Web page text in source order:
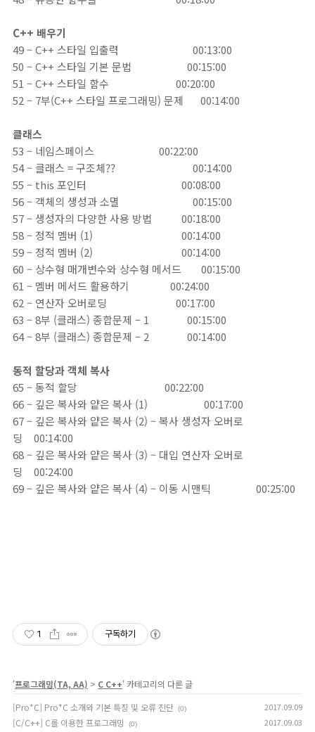
C++ 배우기
49 – C++ 스타일 입출력
00:13:00
50 – C++ 스타일 기본 문법
00:15:00
51 – C++ 스타일 함수
00:20:00
52 – 7부(C++ 스타일 프로그래밍) 문제 00:14:00
클래스
53 – 네임스페이스
00:22:00
54 – 클래스 = 구조체??
00:14:00
55 – this 포인터
00:08:00
56 – 객체의 생성과 소멸
00:15:00
57 – 생성자의 다양한 사용 방법
00:18:00
58 – 정적 멤버 (1)
00:14:00
59 – 정적 멤버 (2)
00:14:00
60 – 상수형 매개변수와 상수형 메서드 00:15:00
61 – 멤버 메서드 활용하기
00:24:00
62 – 연산자 오버로딩
00:17:00
63 – 8부 (클래스) 종합문제 – 1
00:15:00
64 – 8부 (클래스) 종합문제 – 2
00:14:00
동적 할당과 객체 복사
65 – 동적 할당
00:22:00
66 – 깊은 복사와 얕은 복사 (1)
00:17:00
67 – 깊은 복사와 얕은 복사 (2) – 복사 생성자 오버로
딩 00:14:00
68 – 깊은 복사와 얕은 복사 (3) – 대입 연산자 오버로
딩 00:24:00
69 – 깊은 복사와 얕은 복사 (4) – 이동 시맨틱 00:25:00
1 구독하기
'프로그래밍(TA, AA) > C C++' 카테고리의 다른 글
[Pro*C] Pro*C 소개와 기본 특징 및 오류 진단 (0) 2017.09.09
[C/C++] C를 이용한 프로그래밍 (0) 2017.09.03